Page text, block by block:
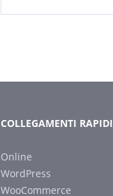
COLLEGAMENTI RAPIDI
Online
WordPress
WooCommerce